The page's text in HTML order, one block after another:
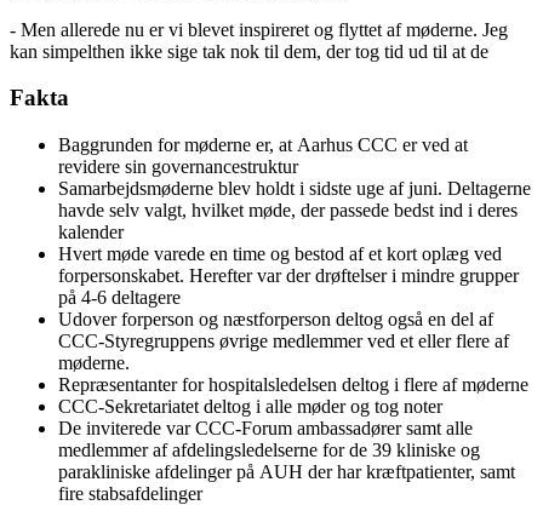
- Men allerede nu er vi blevet inspireret og flyttet af møderne. Jeg
kan simpelthen ikke sige tak nok til dem, der tog tid ud til at de
Fakta
Baggrunden for møderne er, at Aarhus CCC er ved at
revidere sin governancestruktur
Samarbejdsmøderne blev holdt i sidste uge af juni. Deltagerne
havde selv valgt, hvilket møde, der passede bedst ind i deres
kalender
Hvert møde varede en time og bestod af et kort oplæg ved
forpersonskabet. Herefter var der drøftelser i mindre grupper
på 4-6 deltagere
Udover forperson og næstforperson deltog også en del af
CCC-Styregruppens øvrige medlemmer ved et eller flere af
møderne.
Repræsentanter for hospitalsledelsen deltog i flere af møderne
CCC-Sekretariatet deltog i alle møder og tog noter
De inviterede var CCC-Forum ambassadører samt alle
medlemmer af afdelingsledelserne for de 39 kliniske og
parakliniske afdelinger på AUH der har kræftpatienter, samt
fire stabsafdelinger